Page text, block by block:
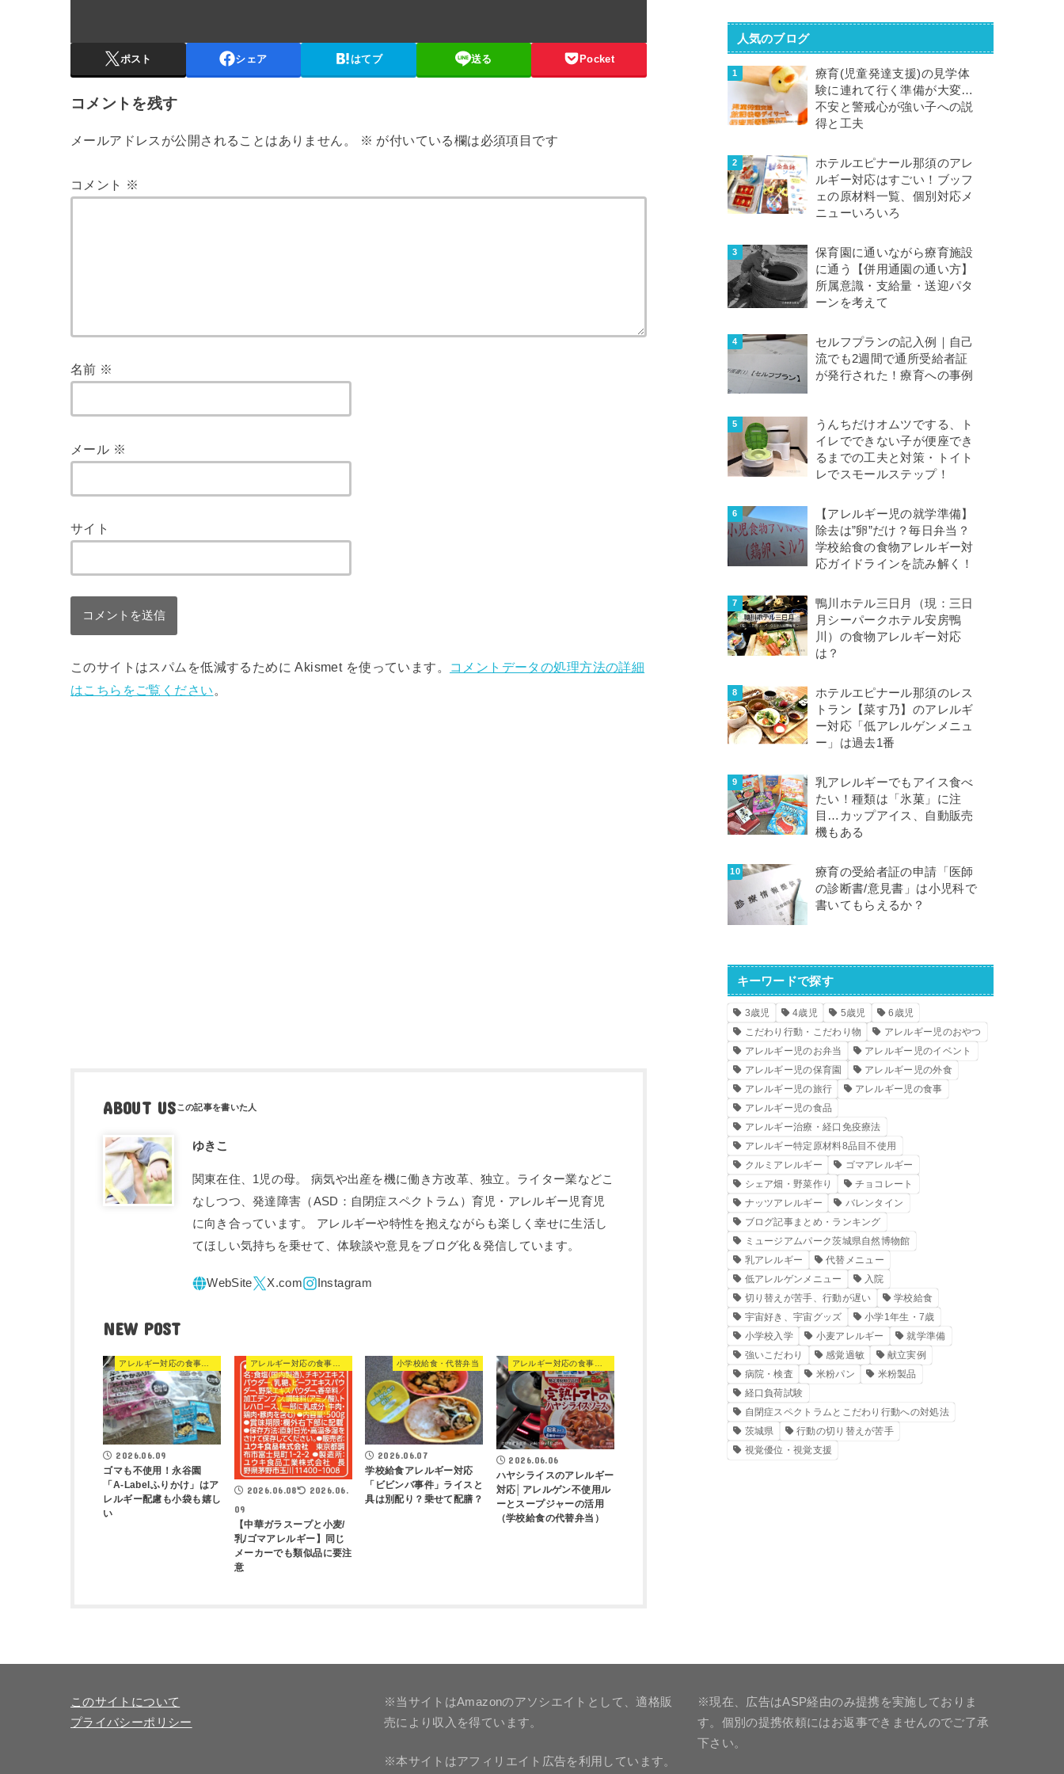
ポスト シェア はてブ 送る Pocket
コメントを残す
メールアドレスが公開されることはありません。 ※ が付いている欄は必須項目です
コメント ※
名前 ※
メール ※
サイト
このサイトはスパムを低減するために Akismet を使っています。
コメントデータの処理方法の詳細
はこちらをご覧ください 。
ABOUT US
ゆきこ
関東在住、1児の母。 病気や出産を機に働き方改革、独立。ライター業などこ
なしつつ、発達障害（ASD：自閉症スペクトラム）育児・アレルギー児育児
に向き合っています。 アレルギーや特性を抱えながらも楽しく幸せに生活し
てほしい気持ちを乗せて、体験談や意見をブログ化＆発信しています。
NEW POST
2026.06.09
ゴマも不使用！永谷園
「A-Labelふりかけ」はア
レルギー配慮も小袋も嬉し
い
2026.06.08
2026.06.
09
【中華ガラスープと小麦/
乳/ゴマアレルギー】同じ
メーカーでも類似品に要注
意
小学校給食・代替弁当
2026.06.07
学校給食アレルギー対応
「ビビンバ事件」ライスと
具は別配り？乗せて配膳？
2026.06.06
ハヤシライスのアレルギー
対応│アレルゲン不使用ル
ーとスープジャーの活用
（学校給食の代替弁当）
人気のブログ
療育(児童発達支援)の見学体
験に連れて行く準備が大変…
不安と警戒心が強い子への説
得と工夫
ホテルエピナール那須のアレ
ルギー対応はすごい！ブッフ
ェの原材料一覧、個別対応メ
ニューいろいろ
保育園に通いながら療育施設
に通う【併用通園の通い方】
所属意識・支給量・送迎パタ
ーンを考えて
セルフプランの記入例｜自己
流でも2週間で通所受給者証
が発行された！療育への事例
うんちだけオムツでする、ト
イレでできない子が便座でき
るまでの工夫と対策・トイト
レでスモールステップ！
【アレルギー児の就学準備】
除去は”卵”だけ？毎日弁当？
学校給食の食物アレルギー対
応ガイドラインを読み解く！
鴨川ホテル三日月（現：三日
月シーパークホテル安房鴨
川）の食物アレルギー対応
は？
ホテルエピナール那須のレス
トラン【菜す乃】のアレルギ
ー対応「低アレルゲンメニュ
ー」は過去1番
乳アレルギーでもアイス食べ
たい！種類は「氷菓」に注
目…カップアイス、自動販売
機もある
療育の受給者証の申請「医師
の診断書/意見書」は小児科で
書いてもらえるか？
キーワードで探す
3歳児 4歳児 5歳児
6歳児
こだわり行動・こだわり物
アレルギー児のおやつ
アレルギー児のお弁当
アレルギー児のイベント
アレルギー児の保育園
アレルギー児の外食
アレルギー児の旅行
アレルギー児の食事
アレルギー児の食品
アレルギー治療・経口免疫療法
アレルギー特定原材料8品目不使用
クルミアレルギー
ゴマアレルギー
シェア畑・野菜作り
チョコレート
ナッツアレルギー
バレンタイン
ブログ記事まとめ・ランキング
ミュージアムパーク茨城県自然博物館
乳アレルギー
代替メニュー
低アレルゲンメニュー
入院
切り替えが苦手、行動が遅い
学校給食
宇宙好き、宇宙グッズ
小学1年生・7歳
小学校入学
小麦アレルギー
就学準備
強いこだわり
感覚過敏
献立実例
病院・検査
米粉パン
米粉製品
経口負荷試験
自閉症スペクトラムとこだわり行動への対処法
茨城県
行動の切り替えが苦手
視覚優位・視覚支援
このサイトについて
プライバシーポリシー
※当サイトはAmazonのアソシエイトとして、適格販
売により収入を得ています。
※本サイトはアフィリエイト広告を利用しています。
※現在、広告はASP経由のみ提携を実施しておりま
す。個別の提携依頼にはお返事できませんのでご了承
下さい。